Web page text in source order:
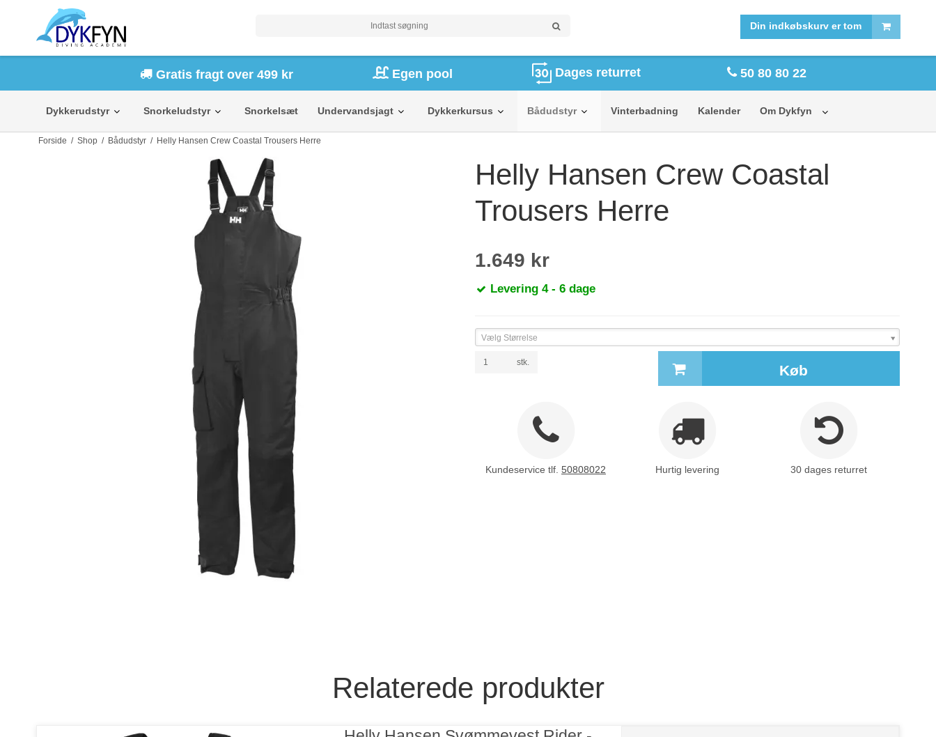
FORSIDE SHOP
Din indkøbskurv er tom
Gratis fragt over 499 kr Egen pool Dages returret 50 80 80 22
Dykkerudstyr Snorkeludstyr Snorkelsæt Undervandsjagt Dykkerkursus Bådudstyr Vinterbadning Kalender Om Dykfyn
Forside / Shop / Bådudstyr / Helly Hansen Crew Coastal Trousers Herre
Helly Hansen Crew Coastal
Trousers Herre
1.649 kr
Levering 4 - 6 dage
Vælg Størrelse
stk. Køb
Kundeservice tlf. 50808022 Hurtig levering 30 dages returret
Relaterede produkter